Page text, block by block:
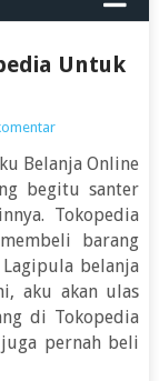
Untuk
Belanja Online
begitu santer
Tokopedia
barang
belanja
aku akan ulas
di Tokopedia
pernah beli